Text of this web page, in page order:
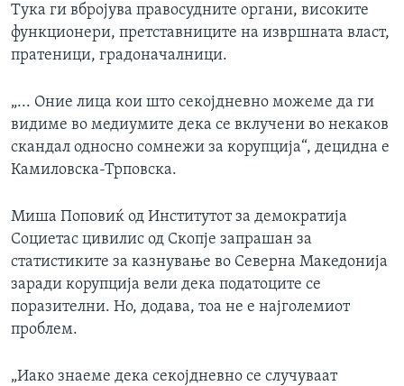
Тука ги вбројува правосудните органи, високите
функционери, претставниците на извршната власт,
пратеници, градоначалници.
„... Оние лица кои што секојдневно можеме да ги
видиме во медиумите дека се вклучени во некаков
скандал односно сомнежи за корупција“, децидна е
Камиловска-Трповска.
Миша Поповиќ од Институтот за демократија
Социетас цивилис од Скопје запрашан за
статистиките за казнување во Северна Македонија
заради корупција вели дека податоците се
поразителни. Но, додава, тоа не е најголемиот
проблем.
„Иако знаеме дека секојдневно се случуваат